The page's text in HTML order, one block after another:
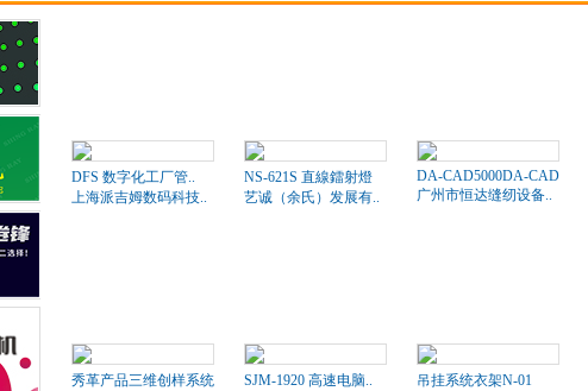
DFS 数字化工厂管..
上海派吉姆数码科技..
NS-621S 直線鐳射燈
艺诚（余氏）发展有..
DA-CAD5000DA-CAD..
广州市恒达缝纫设备..
秀革产品三维创样系统
SJM-1920 高速电脑..
吊挂系统衣架N-01